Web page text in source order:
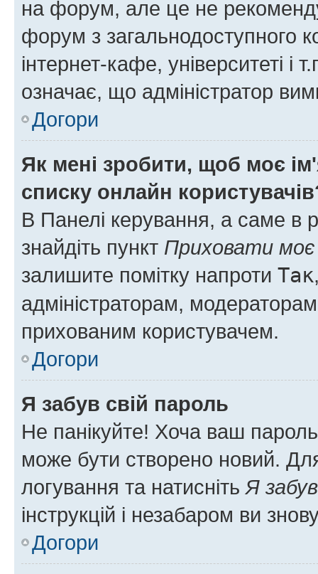
на форум, але це не
форум з загальнодоступного
інтернет-кафе, університеті і
означає, що адміністратор
Догори
Як мені зробити, щоб моє
списку онлайн
В Панелі керування, а саме в
знайдіть пункт Приховати моє
залишите помітку напроти Так
адміністраторам,
прихованим користувачем.
Догори
Я забув свій пароль
Не панікуйте! Хоча ваш
може бути створено новий.
логування та натисніть Я
інструкцій і незабаром ви
Догори